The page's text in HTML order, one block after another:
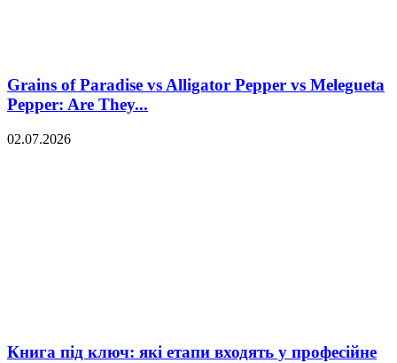
Grains of Paradise vs Alligator Pepper vs Melegueta
Pepper: Are They...
02.07.2026
Книга під ключ: які етапи входять у професійне